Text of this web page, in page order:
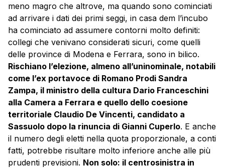
meno magro che altrove, ma quando sono cominciati
ad arrivare i dati dei primi seggi, in casa dem l’incubo
ha cominciato ad assumere contorni molto definiti:
collegi che venivano considerati sicuri, come quelli
delle province di Modena e Ferrara, sono in bilico.
Rischiano l’elezione, almeno all’uninominale, notabili
come l’ex portavoce di Romano Prodi Sandra
Zampa, il ministro della cultura Dario Franceschini
alla Camera a Ferrara e quello dello coesione
territoriale Claudio De Vincenti, candidato a
Sassuolo dopo la rinuncia di Gianni Cuperlo. E anche
il numero degli eletti nella quota proporzionale, a conti
fatti, potrebbe risultare molto inferiore anche alle più
prudenti previsioni. Non solo: il centrosinistra in